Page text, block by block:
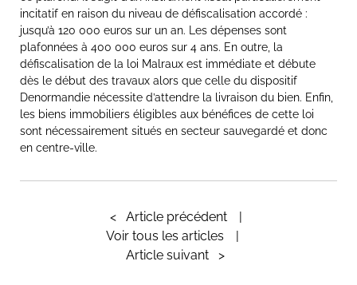
incitatif en raison du niveau de défiscalisation accordé :
jusqu’à 120 000 euros sur un an. Les dépenses sont
plafonnées à 400 000 euros sur 4 ans. En outre, la
défiscalisation de la loi Malraux est immédiate et débute
dès le début des travaux alors que celle du dispositif
Denormandie nécessite d’attendre la livraison du bien. Enfin,
les biens immobiliers éligibles aux bénéfices de cette loi
sont nécessairement situés en secteur sauvegardé et donc
en centre-ville.
<
Article précédent
Voir tous les articles
Article suivant
>